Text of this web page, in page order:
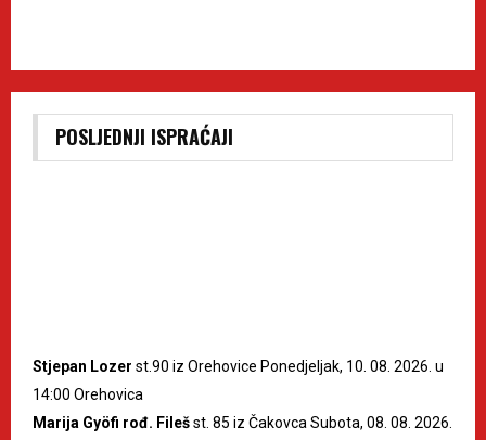
POSLJEDNJI ISPRAĆAJI
Stjepan Lozer st.90 iz Orehovice Ponedjeljak, 10. 08. 2026. u
14:00 Orehovica
Marija Gyöfi rođ. Filešst. 85 iz Čakovca Subota, 08. 08. 2026.